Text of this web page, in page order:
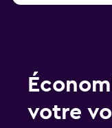
votre